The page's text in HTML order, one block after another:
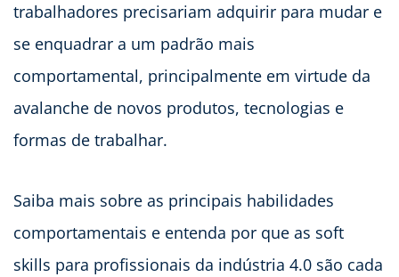
trabalhadores precisariam adquirir para mudar e
se enquadrar a um padrão mais
comportamental, principalmente em virtude da
avalanche de novos produtos, tecnologias e
formas de trabalhar.
Saiba mais sobre as principais habilidades
comportamentais e entenda por que as soft
skills para profissionais da indústria 4.0 são cada